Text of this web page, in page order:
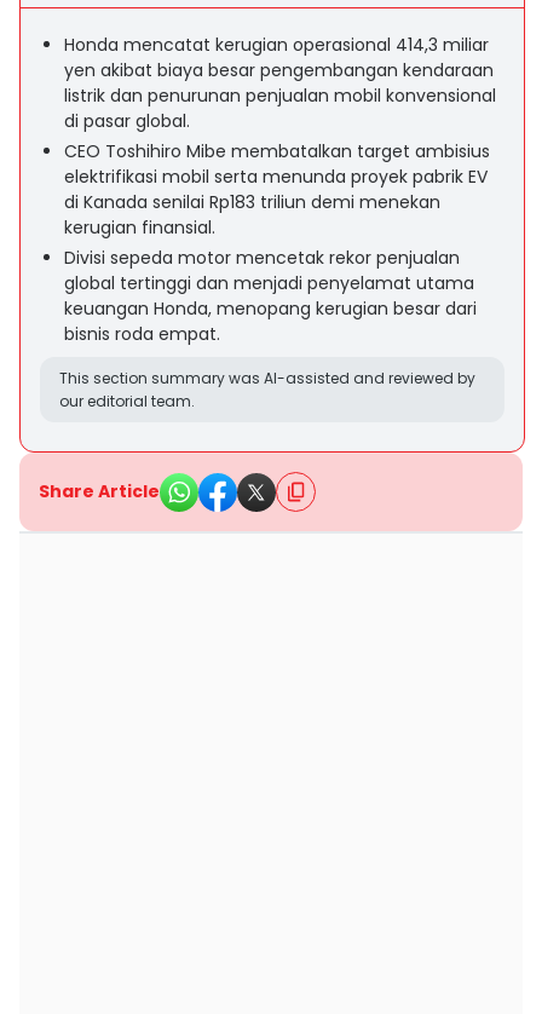
Honda mencatat kerugian operasional 414,3 miliar
yen akibat biaya besar pengembangan kendaraan
listrik dan penurunan penjualan mobil konvensional
di pasar global.
CEO Toshihiro Mibe membatalkan target ambisius
elektrifikasi mobil serta menunda proyek pabrik EV
di Kanada senilai Rp183 triliun demi menekan
kerugian finansial.
Divisi sepeda motor mencetak rekor penjualan
global tertinggi dan menjadi penyelamat utama
keuangan Honda, menopang kerugian besar dari
bisnis roda empat.
This section summary was AI-assisted and reviewed by
our editorial team.
Share Article